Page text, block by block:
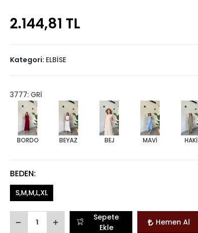
2.144,81 TL
Kategori: ELBİSE
3777: GRİ
BORDO BEYAZ BEJ MAVİ HAKİ
BEDEN:
S,M,M,L,XL
Sepete
Ekle
Hemen Al